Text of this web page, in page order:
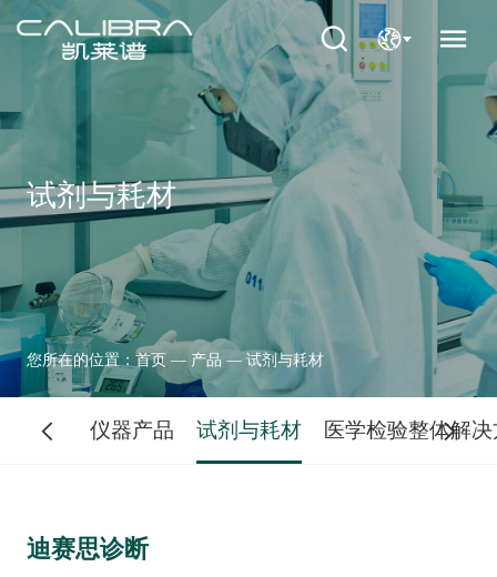
试剂与耗材
您所在的位置： 首页— 产品 — 试剂与耗材
仪器产品 试剂与耗材 医学检验整体解
迪赛思诊断